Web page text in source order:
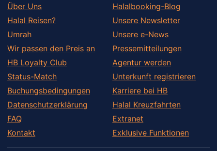
Über Uns
Halal Reisen?
Umrah
Wir passen den Preis an
HB Loyalty Club
Status-Match
Buchungsbedingungen
Datenschutzerklärung
FAQ
Kontakt
Halalbooking-Blog
Unsere Newsletter
Unsere e-News
Pressemitteilungen
Agentur werden
Unterkunft registrieren
Karriere bei HB
Halal Kreuzfahrten
Extranet
Exklusive Funktionen